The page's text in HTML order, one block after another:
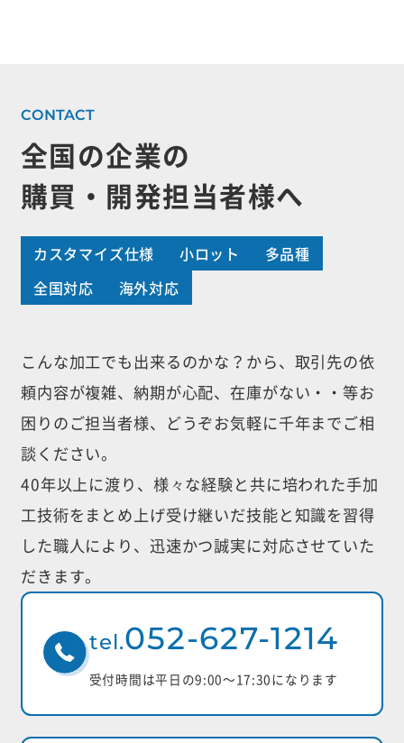
全国の企業の
購買・開発担当者様へ
カスタマイズ仕様 小ロット
多品種
全国対応
海外対応
こんな加工でも出来るのかな？から、取引先の依
頼内容が複雑、納期が心配、 在庫がない・・等お
困りのご担当者様、どうぞお気軽に千年までご相
談ください。
40年以上に渡り、様々な経験と共に培われた手加
工技術をまとめ上げ受け継いだ技能と知識を習得
した職人により、迅速かつ誠実に対応させていた
だきます。
tel.052-627-1214
受付時間は平日の9:00〜17:30になります